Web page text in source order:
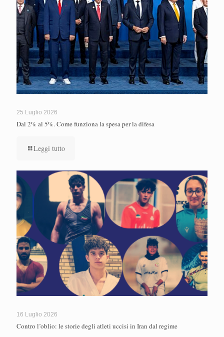
25 Luglio 2026
Dal 2% al 5%. Come funziona la spesa per la difesa
Leggi tutto
16 Luglio 2026
Contro l’oblio: le storie degli atleti uccisi in Iran dal regime